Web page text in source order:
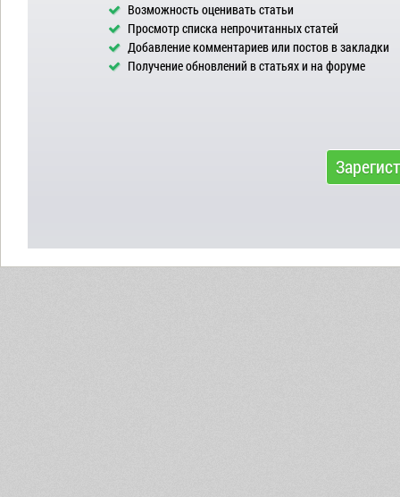
Возможность оценивать статьи
Просмотр списка непрочитанных статей
Добавление комментариев или постов в закладки
Получение обновлений в статьях и на форуме